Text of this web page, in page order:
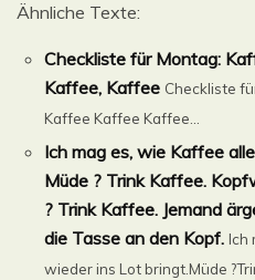
Ähnliche Texte:
Checkliste für Montag:
Kaffee, Kaffee Checkliste
Kaffee Kaffee Kaffee...
Ich mag es, wie Kaffee
Müde ? Trink Kaffee.
? Trink Kaffee. Jemand
die Tasse an den Kopf. Ich
wieder ins Lot bringt.Müde